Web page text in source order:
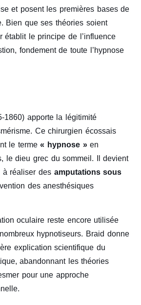
et posent les premières bases de
Bien que ses théories soient
établit le principe de l’influence
fondement de toute l’hypnose
1860) apporte la légitimité
Ce chirurgien écossais
le terme« hypnose »en
le dieu grec du sommeil. Il devient
à réaliser des amputations sous
des anesthésiques
oculaire reste encore utilisée
hypnotiseurs. Braid donne
explication scientifique du
abandonnant les théories
pour une approche